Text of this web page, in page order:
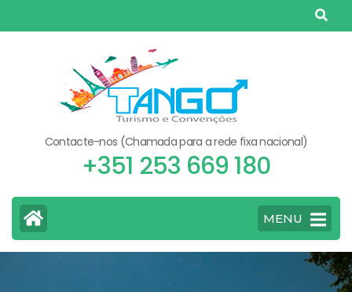
to
Contacte-nos (Chamada para a rede fixa nacional)
+351 253 669 180
MENU